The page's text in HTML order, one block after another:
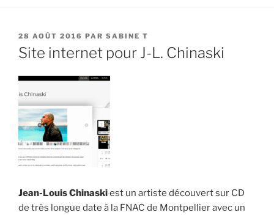
PUBLIÉ
LE
28 AOÛT 2016 PAR SABINE T
Site internet pour J-L. Chinaski
Jean-Louis Chinaskiest un artiste découvert sur CD
de très longue date à la FNAC de Montpellier avec un